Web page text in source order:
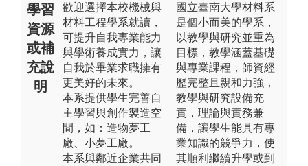
學習
資源
或補
充說
明
歡迎選擇本校機械與
材料工程學系就讀，
可提升自我專業能力
與學術養成實力，讓
自我於畢業求職擁有
更美好的未來。
本系提供學生完善自
主學習與創作製造空
間，如：造物夢工
廠、小夢工廠。
本系與鄰近企業共同
國立臺南大學材料系
是個小而美的學系，
以教學與研究並重為
目標，教學涵蓋基礎
與專業課程，師資經
歷完整且親和力強，
教學與研究設備充
實，理論與實務兼
備，讓學生能具有專
業知識的競爭力，使
其順利繼續升學或到